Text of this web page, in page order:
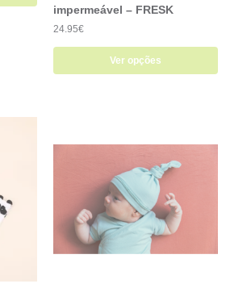
impermeável – FRESK
24.95€
Ver opções